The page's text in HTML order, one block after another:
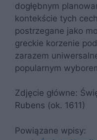
dogłębnym
kontekście tych
postrzegane jako
greckie korzenie
zarazem
popularnym
Zdjęcie główne:
Rubens (ok. 1611)
Powiązane wpisy: